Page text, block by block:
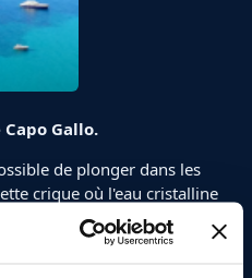
Gallo.
de plonger dans les
crique où l'eau cristalline
rendront cette escale